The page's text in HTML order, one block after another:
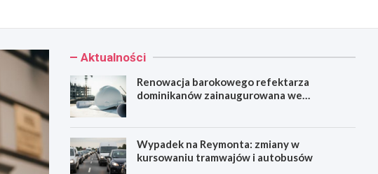
Aktualności
Renowacja barokowego refektarza
dominikanów zainaugurowana we
Wypadek na Reymonta: zmiany w
kursowaniu tramwajów i autobusów